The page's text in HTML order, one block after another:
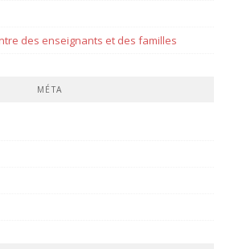
des enseignants et des familles
MÉTA